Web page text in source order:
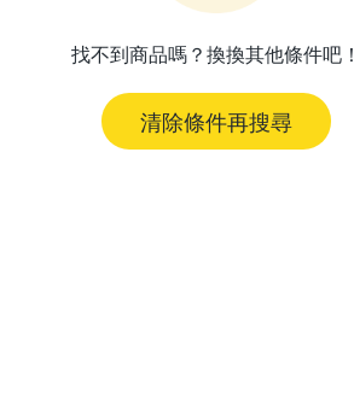
找不到商品嗎？換換其他條件吧！
清除條件再搜尋